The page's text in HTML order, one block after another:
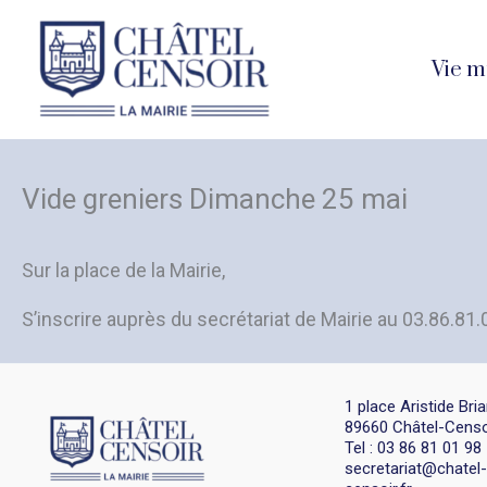
contenu
Vie
Vide greniers Dimanche 25 mai
Sur la place de la Mairie,
S’inscrire auprès du secrétariat de Mairie au
1 place Aristide
89660 Châtel-
Tel : 03 86 81 01 98
secretariat@chatel-